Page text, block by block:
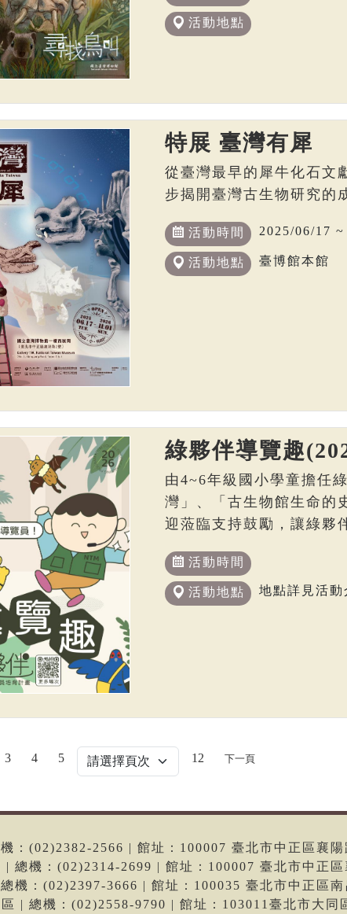
活動地點
特展 臺灣有犀
從臺灣最早的犀牛化石文
步揭開臺灣古生物研究的
活動時間 2025/06/17 ~
活動地點 臺博館本館
綠夥伴導覽趣
由4~6年級國小學童擔任
灣」、「古生物館生命的
迎蒞臨支持鼓勵，讓綠夥
活動時間
活動地點 地點詳見活動
3 4 5 12 下一頁
：(02)2382-2566 | 館址：100007 臺北市中正區襄
| 總機：(02)2314-2699 | 館址：100007 臺北市中正
機：(02)2397-3666 | 館址：100035 臺北市中正區南
| 總機：(02)2558-9790 | 館址：103011臺北市大同